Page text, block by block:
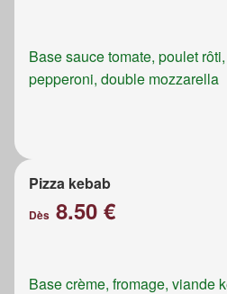
Base sauce tomate, poulet
pepperoni, double mozzarella
Pizza kebab
Dès 8.50 €
Base crème, fromage, viande